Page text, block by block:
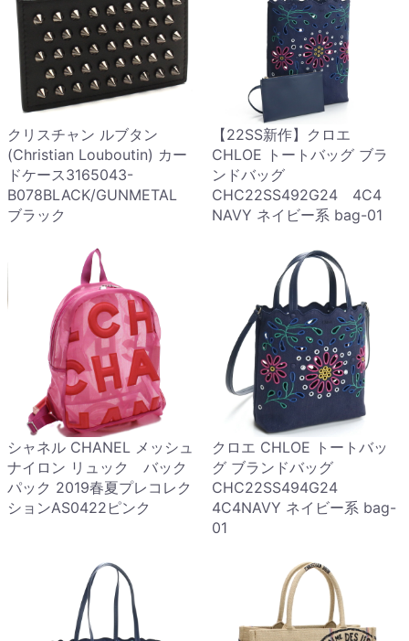
クリスチャン ルブタン
(Christian Louboutin) カー
ドケース3165043-
B078BLACK/GUNMETAL
ブラック
【22SS新作】クロエ
CHLOE トートバッグ ブラ
ンドバッグ
CHC22SS492G24 4C4
NAVY ネイビー系 bag-01
シャネル CHANEL メッシュ
ナイロン リュック バック
パック 2019春夏プレコレク
ションAS0422ピンク
クロエ CHLOE トートバッ
グ ブランドバッグ
CHC22SS494G24
4C4NAVY ネイビー系 bag-
01